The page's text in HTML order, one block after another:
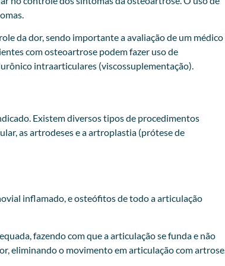
da dor, sendo importante a avaliação de um médico
com osteoartrose podem fazer uso de
intraarticulares (viscossuplementação).
Existem diversos tipos de procedimentos
as artrodeses e a artroplastia (prótese de
inflamado, e osteófitos de todo a articulação
fazendo com que a articulação se funda e não
eliminando o movimento em articulação com artrose.